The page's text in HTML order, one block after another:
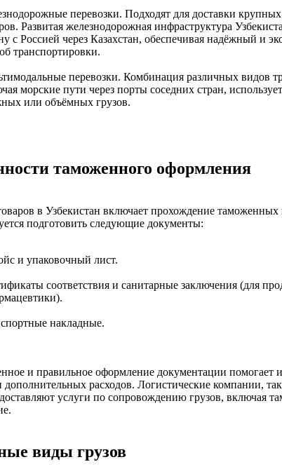
перевозки. Подходят для доставки
Развитая железнодорожная инфраструктура
с Россией через Казахстан, обеспечивая надёжный и
транспортировки.
перевозки. Комбинация различных видов
морские пути через порты соседних стран,
или объёмных грузов.
таможенного оформления
в Узбекистан включает прохождение
подготовить следующие документы:
и упаковочный лист.
соответствия и санитарные заключения (для
накладные.
и правильное оформление документации помогает
дополнительных расходов. Логистические компании,
услуги по сопровождению грузов, включая
виды грузов